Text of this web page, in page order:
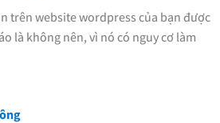
trên website wordpress của bạn được
là không nên, vì nó có nguy cơ làm